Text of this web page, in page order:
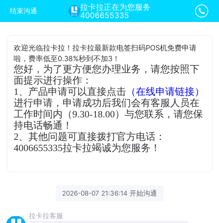
结束沟通
拉卡拉正在为您服务
4006655335
欢迎光临拉卡拉！拉卡拉最新款电签扫码POS机免费申请
啦，费率低至0.38%秒到不加3！
您好，为了更方便您办理业务，请您按照下
面提示进行操作：
1、产品申请可以直接点击 （在线申请链接）
进行申请，申请成功后我们会有客服人员在
工作时间内（9.30-18.00）与您联系，请您保
持电话畅通！
2、其他问题可直接拨打官方电话：
4006655335拉卡拉竭诚为您服务！
2026-08-07 21:36:14 开始沟通
拉卡拉客服